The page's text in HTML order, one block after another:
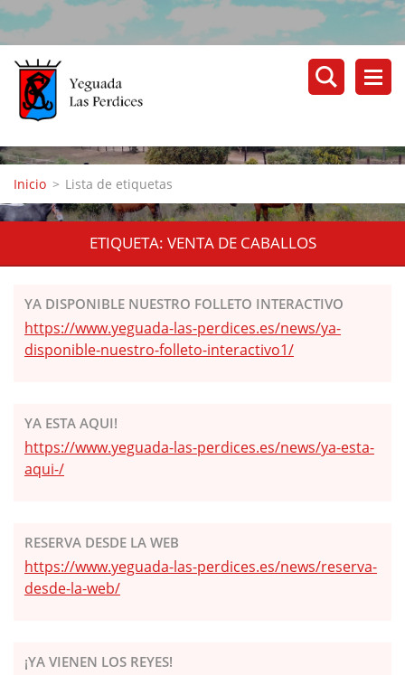
Inicio > Lista de etiquetas
ETIQUETA: VENTA DE CABALLOS
YA DISPONIBLE NUESTRO FOLLETO INTERACTIVO
https://www.yeguada-las-perdices.es/news/ya-
disponible-nuestro-folleto-interactivo1/
YA ESTA AQUI!
https://www.yeguada-las-perdices.es/news/ya-esta-
aqui-/
RESERVA DESDE LA WEB
https://www.yeguada-las-perdices.es/news/reserva-
desde-la-web/
¡YA VIENEN LOS REYES!